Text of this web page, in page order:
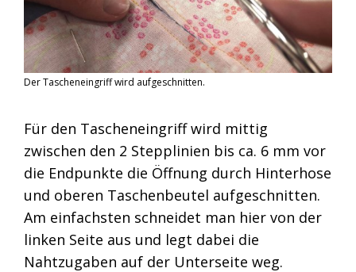
Der Tascheneingriff wird aufgeschnitten.
Für den Tascheneingriff wird mittig
zwischen den 2 Stepplinien bis ca. 6 mm vor
die Endpunkte die Öffnung durch Hinterhose
und oberen Taschenbeutel aufgeschnitten.
Am einfachsten schneidet man hier von der
linken Seite aus und legt dabei die
Nahtzugaben auf der Unterseite weg.